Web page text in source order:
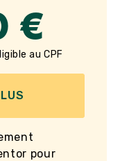
€
au CPF
pour